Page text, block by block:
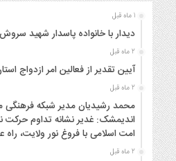
1 ماه قبل
دیدار با خانواده پاسدار شهید
2 ماه قبل
آیین تقدیر از فعالین امر ازدواج
2 ماه قبل
محمد رشیدیان مدیر شبکه
اندیمشک: غدیر نشانه تداوم
امت اسلامی با فروغ نور ولایت، راه
2 ماه قبل